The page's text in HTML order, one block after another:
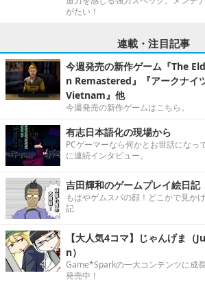
がたい！
連載・注目記事
今週発売の新作ゲーム『The
n Remastered』『アークナイ
Vietnam』他
今週発売の新作ゲームはこちら。
有志日本語化の現場から
PCゲーマーなら何かとお世話になっ
に連続インタビュー。
吉田輝和のゲームプレイ絵日記
もはやゲムスパの顔！どこかで見か
記
【大人気4コマ】じゃんげま
n）
Game*Sparkの一大コンテンツに成
発売中！